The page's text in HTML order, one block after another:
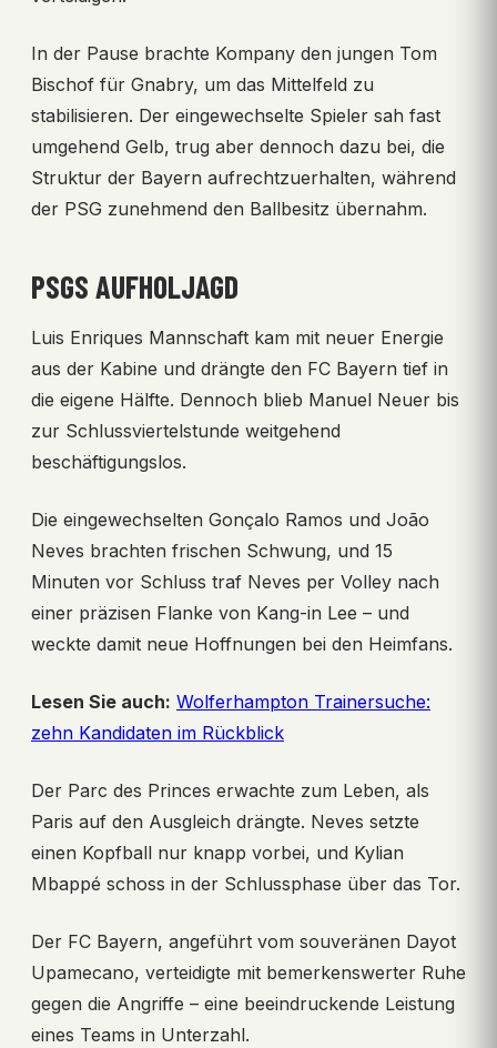
In der Pause brachte Kompany den jungen Tom
Bischof für Gnabry, um das Mittelfeld zu
stabilisieren. Der eingewechselte Spieler sah fast
umgehend Gelb, trug aber dennoch dazu bei, die
Struktur der Bayern aufrechtzuerhalten, während
der PSG zunehmend den Ballbesitz übernahm.
PSGS AUFHOLJAGD
Luis Enriques Mannschaft kam mit neuer Energie
aus der Kabine und drängte den FC Bayern tief in
die eigene Hälfte. Dennoch blieb Manuel Neuer bis
zur Schlussviertelstunde weitgehend
beschäftigungslos.
Die eingewechselten Gonçalo Ramos und João
Neves brachten frischen Schwung, und 15
Minuten vor Schluss traf Neves per Volley nach
einer präzisen Flanke von Kang-in Lee – und
weckte damit neue Hoffnungen bei den Heimfans.
Lesen Sie auch: Wolferhampton Trainersuche:
zehn Kandidaten im Rückblick
Der Parc des Princes erwachte zum Leben, als
Paris auf den Ausgleich drängte. Neves setzte
einen Kopfball nur knapp vorbei, und Kylian
Mbappé schoss in der Schlussphase über das Tor.
Der FC Bayern, angeführt vom souveränen Dayot
Upamecano, verteidigte mit bemerkenswerter Ruhe
gegen die Angriffe – eine beeindruckende Leistung
eines Teams in Unterzahl.